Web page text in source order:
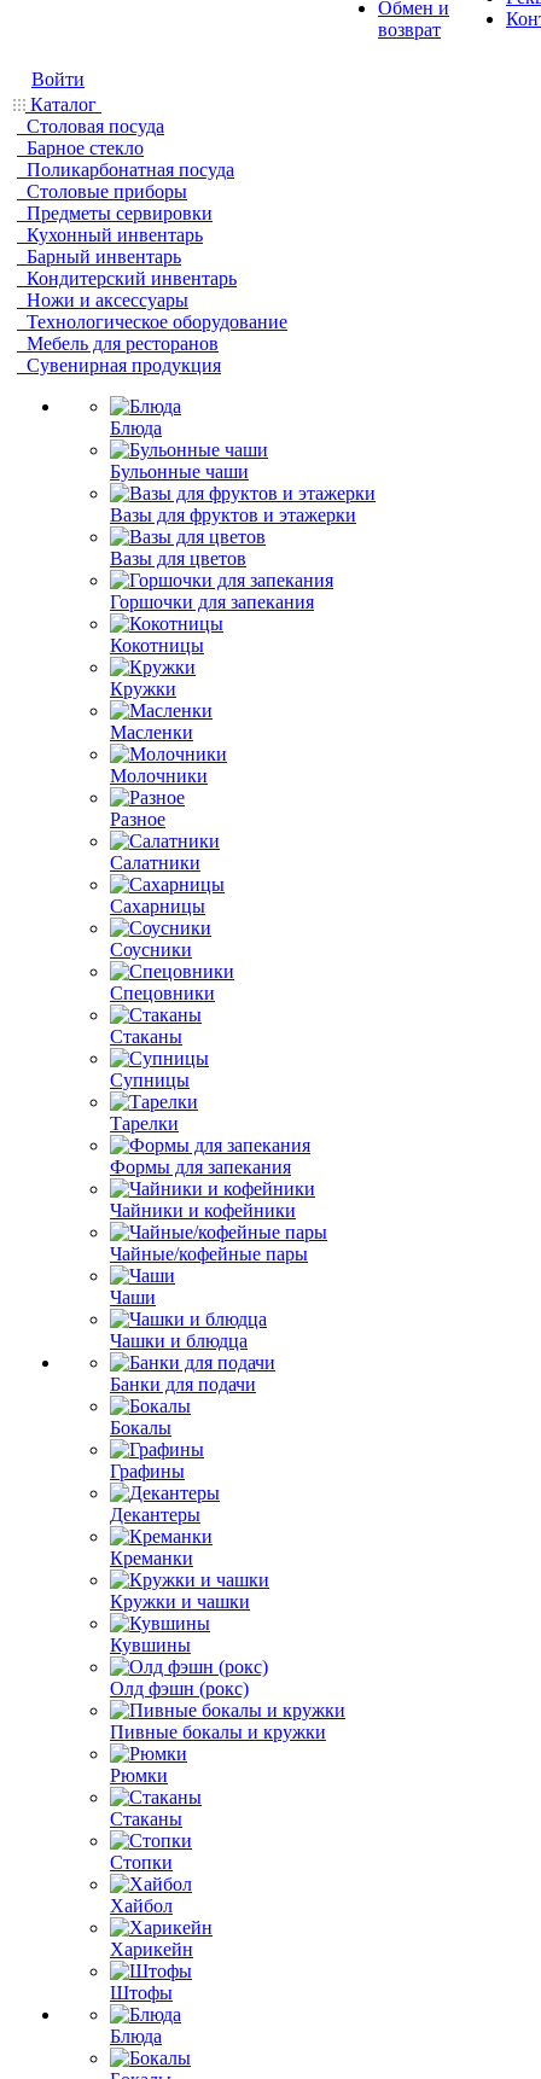
Обмен и
возврат
Войти
Каталог
Столовая посуда
Барное стекло
Поликарбонатная посуда
Столовые приборы
Предметы сервировки
Кухонный инвентарь
Барный инвентарь
Кондитерский инвентарь
Ножи и аксессуары
Технологическое оборудование
Мебель для ресторанов
Сувенирная продукция
Блюда
Бульонные чаши
Вазы для фруктов и этажерки
Вазы для цветов
Горшочки для запекания
Кокотницы
Кружки
Масленки
Молочники
Разное
Салатники
Сахарницы
Соусники
Спецовники
Стаканы
Супницы
Тарелки
Формы для запекания
Чайники и кофейники
Чайные/кофейные пары
Чаши
Чашки и блюдца
Банки для подачи
Бокалы
Графины
Декантеры
Креманки
Кружки и чашки
Кувшины
Олд фэшн (рокс)
Пивные бокалы и кружки
Рюмки
Стаканы
Стопки
Хайбол
Харикейн
Штофы
Блюда